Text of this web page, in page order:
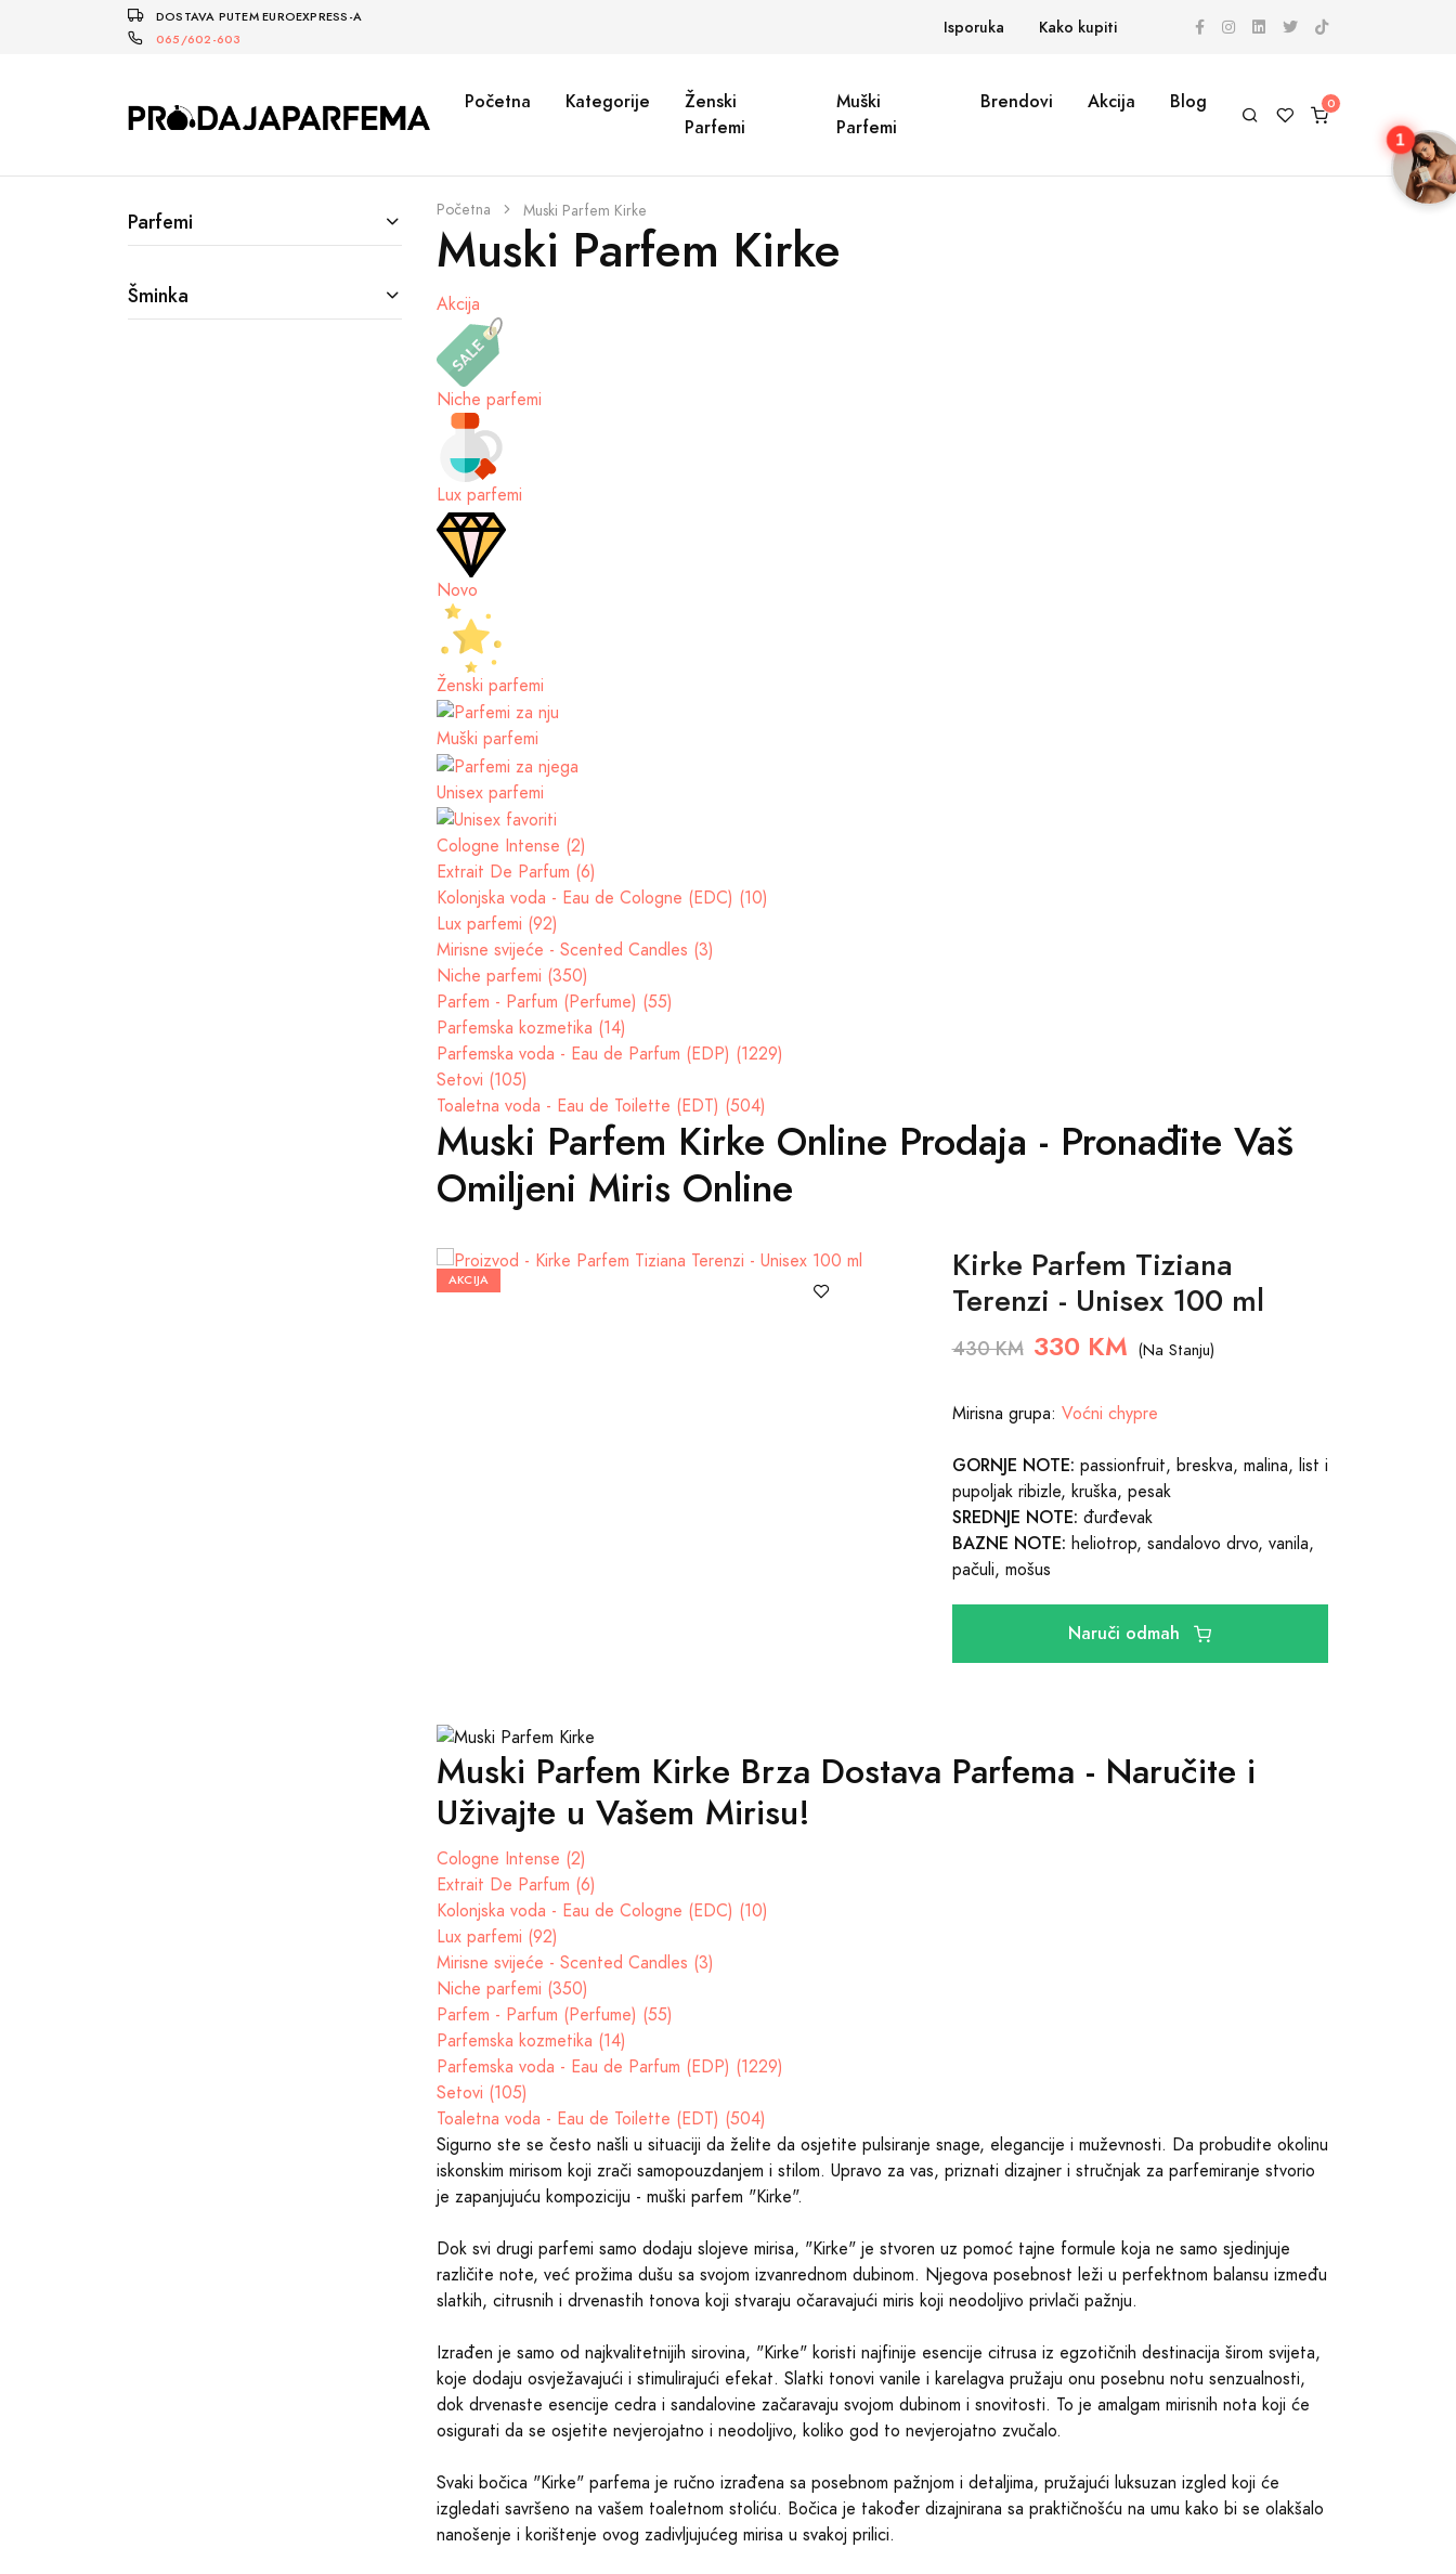
DOSTAVA PUTEM EUROEXPRESS-A
065/602-603
Isporuka Kako kupiti
Početna Kategorije
Ženski
Parfemi
Muški
Parfemi
Brendovi Akcija Blog
Parfemi
Šminka
Početna Muski Parfem Kirke
Muski Parfem Kirke
Akcija
Niche parfemi
Lux parfemi
Novo
Ženski parfemi
Muški parfemi
Unisex parfemi
Cologne Intense (2)
Extrait De Parfum (6)
Kolonjska voda - Eau de Cologne (EDC) (10)
Lux parfemi (92)
Mirisne svijeće - Scented Candles (3)
Niche parfemi (350)
Parfem - Parfum (Perfume) (55)
Parfemska kozmetika (14)
Parfemska voda - Eau de Parfum (EDP) (1229)
Setovi (105)
Toaletna voda - Eau de Toilette (EDT) (504)
Muski Parfem Kirke Online Prodaja - Pronađite Vaš
Omiljeni Miris Online
AKCIJA
Kirke Parfem Tiziana
Terenzi - Unisex 100 ml
430 KM 330 KM (Na Stanju)
Mirisna grupa: Voćni chypre
GORNJE NOTE: passionfruit, breskva, malina, list i
pupoljak ribizle, kruška, pesak
SREDNJE NOTE: đurđevak
BAZNE NOTE: heliotrop, sandalovo drvo, vanila,
pačuli, mošus
Naruči odmah
Muski Parfem Kirke Brza Dostava Parfema - Naručite i
Uživajte u Vašem Mirisu!
Cologne Intense (2)
Extrait De Parfum (6)
Kolonjska voda - Eau de Cologne (EDC) (10)
Lux parfemi (92)
Mirisne svijeće - Scented Candles (3)
Niche parfemi (350)
Parfem - Parfum (Perfume) (55)
Parfemska kozmetika (14)
Parfemska voda - Eau de Parfum (EDP) (1229)
Setovi (105)
Toaletna voda - Eau de Toilette (EDT) (504)
Sigurno ste se često našli u situaciji da želite da osjetite pulsiranje snage, elegancije i muževnosti. Da probudite okolinu
iskonskim mirisom koji zrači samopouzdanjem i stilom. Upravo za vas, priznati dizajner i stručnjak za parfemiranje stvorio
je zapanjujuću kompoziciju - muški parfem "Kirke".
Dok svi drugi parfemi samo dodaju slojeve mirisa, "Kirke" je stvoren uz pomoć tajne formule koja ne samo sjedinjuje
različite note, već prožima dušu sa svojom izvanrednom dubinom. Njegova posebnost leži u perfektnom balansu između
slatkih, citrusnih i drvenastih tonova koji stvaraju očaravajući miris koji neodoljivo privlači pažnju.
Izrađen je samo od najkvalitetnijih sirovina, "Kirke" koristi najfinije esencije citrusa iz egzotičnih destinacija širom svijeta,
koje dodaju osvježavajući i stimulirajući efekat. Slatki tonovi vanile i karelagva pružaju onu posebnu notu senzualnosti,
dok drvenaste esencije cedra i sandalovine začaravaju svojom dubinom i snovitosti. To je amalgam mirisnih nota koji će
osigurati da se osjetite nevjerojatno i neodoljivo, koliko god to nevjerojatno zvučalo.
Svaki bočica "Kirke" parfema je ručno izrađena sa posebnom pažnjom i detaljima, pružajući luksuzan izgled koji će
izgledati savršeno na vašem toaletnom stoliću. Bočica je također dizajnirana sa praktičnošću na umu kako bi se olakšalo
nanošenje i korištenje ovog zadivljujućeg mirisa u svakoj prilici.
1